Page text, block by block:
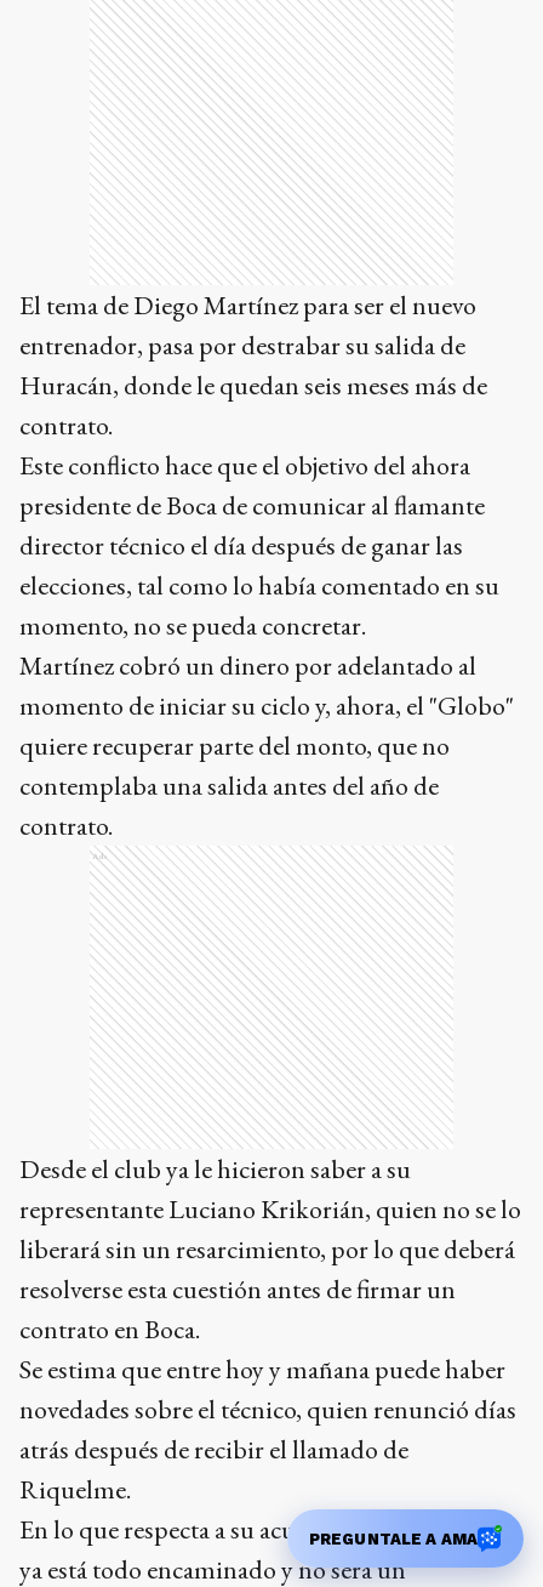
El tema de Diego Martínez para ser el nuevo
entrenador, pasa por destrabar su salida de
Huracán, donde le quedan seis meses más de
contrato.
Este conflicto hace que el objetivo del ahora
presidente de Boca de comunicar al flamante
director técnico el día después de ganar las
elecciones, tal como lo había comentado en su
momento, no se pueda concretar.
Martínez cobró un dinero por adelantado al
momento de iniciar su ciclo y, ahora, el "Globo"
quiere recuperar parte del monto, que no
contemplaba una salida antes del año de
contrato.
Ads
Desde el club ya le hicieron saber a su
representante Luciano Krikorián, quien no se lo
liberará sin un resarcimiento, por lo que deberá
resolverse esta cuestión antes de firmar un
contrato en Boca.
Se estima que entre hoy y mañana puede haber
novedades sobre el técnico, quien renunció días
atrás después de recibir el llamado de
Riquelme.
En lo que respecta a su acuerdo con el "Xeneize",
ya está todo encaminado y no será un
PREGUNTALE A AMA